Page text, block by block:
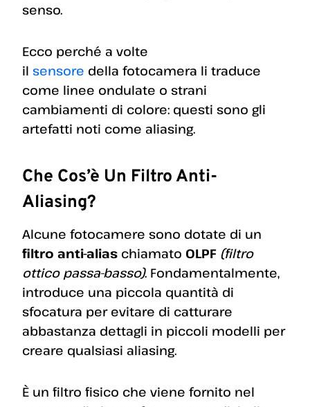
senso.
Ecco perché a volte
il sensore della fotocamera li traduce
come linee ondulate o strani
cambiamenti di colore: questi sono gli
artefatti noti come aliasing.
Che Cos’è Un Filtro Anti-
Aliasing?
Alcune fotocamere sono dotate di un
filtro anti-alias chiamato OLPF (filtro
ottico passa-basso). Fondamentalmente,
introduce una piccola quantità di
sfocatura per evitare di catturare
abbastanza dettagli in piccoli modelli per
creare qualsiasi aliasing.
È un filtro fisico che viene fornito nel